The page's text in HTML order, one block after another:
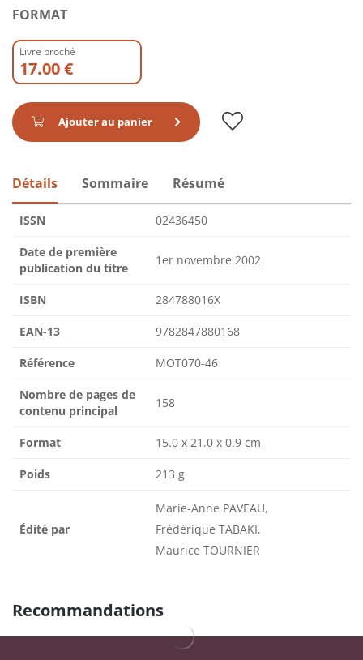
FORMAT
Livre broché
17.00 €
Ajouter au panier
Détails Sommaire Résumé
ISSN 02436450
Date de première
publication du titre
1er novembre 2002
ISBN 284788016X
EAN-13 9782847880168
Référence MOT070-46
Nombre de pages de
contenu principal
158
Format 15.0 x 21.0 x 0.9 cm
Poids 213 g
Édité par
Marie-Anne PAVEAU,
Frédérique TABAKI,
Maurice TOURNIER
Recommandations